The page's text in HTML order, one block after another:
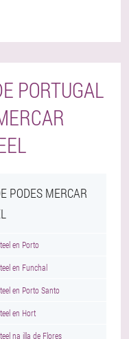
PORTUGAL
PODES MERCAR
en Porto
en Funchal
en Porto Santo
en Hort
na illa de Flores